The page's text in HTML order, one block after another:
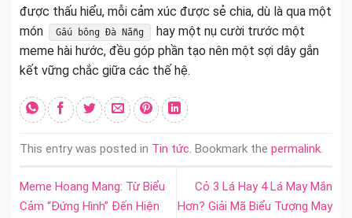
được thấu hiểu, mỗi cảm xúc được sẻ chia, dù là qua một
món
Gấu bông Đà Nẵng
hay một nụ cười trước một
meme hài hước, đều góp phần tạo nên một sợi dây gắn
kết vững chắc giữa các thế hệ.
This entry was posted in Tin tức. Bookmark the permalink.
Meme Hoang Mang: Từ Biểu
Cảm “Đứng Hình” Đến Hiện
Cỏ 3 Lá Hay 4 Lá May Mắn
Hơn? Giải Mã Biểu Tượng May